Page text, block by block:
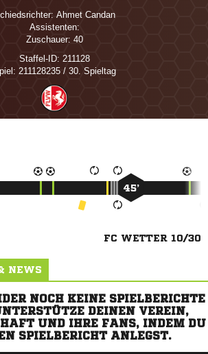
 
Assistenten:
Zuschauer: 40
Staffel-ID: 211128
211128235 / 30. Spieltag
45’
FC WETTER 10/30
NEWS
NOCH KEINE SPIELBERICHTE
DEINEN VEREIN,
UND IHRE FANS, INDEM DU
SPIELBERICHT ANLEGST.